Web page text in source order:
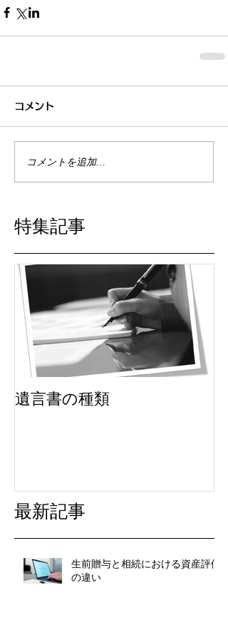
コメント
コメントを追加…
特集記事
遺言書の種類
最新記事
生前贈与と相続における資産評価
の違い